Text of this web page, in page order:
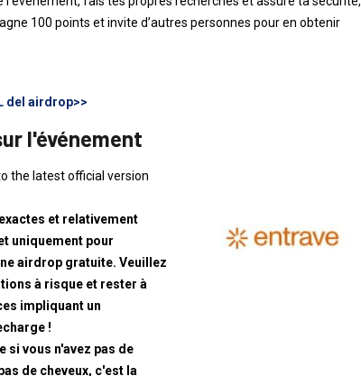
100 points et invite d’autres personnes pour en obtenir
del airdrop>>
l'événement
the latest official version
et relativement
uniquement pour
airdrop gratuite. Veuillez
à risque et rester à
impliquant un
!
si vous n'avez pas de
de cheveux, c'est la